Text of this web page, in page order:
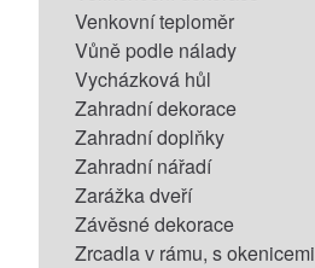
Venkovní teploměr
Vůně podle nálady
Vycházková hůl
Zahradní dekorace
Zahradní doplňky
Zahradní nářadí
Zarážka dveří
Závěsné dekorace
Zrcadla v rámu, s okenicemi